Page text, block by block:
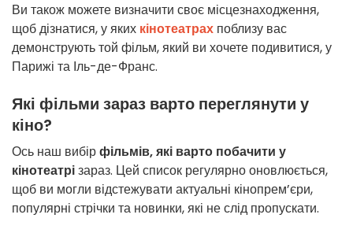
Ви також можете визначити своє місцезнаходження,
щоб дізнатися, у яких кінотеатрах поблизу вас
демонструють той фільм, який ви хочете подивитися, у
Парижі та Іль-де-Франс.
Які фільми зараз варто переглянути у
кіно?
Ось наш вибірфільмів, які варто побачити у
кінотеатрізараз. Цей список регулярно оновлюється,
щоб ви могли відстежувати актуальні кінопрем’єри,
популярні стрічки та новинки, які не слід пропускати.